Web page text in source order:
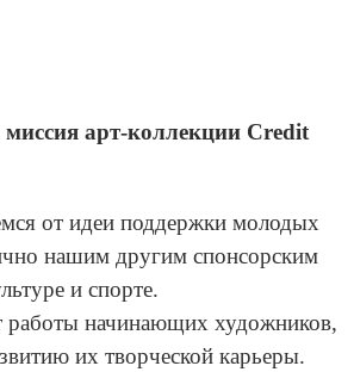
арт-коллекции Credit
от идеи поддержки молодых
нашим другим спонсорским
и спорте.
работы начинающих художников,
их творческой карьеры.